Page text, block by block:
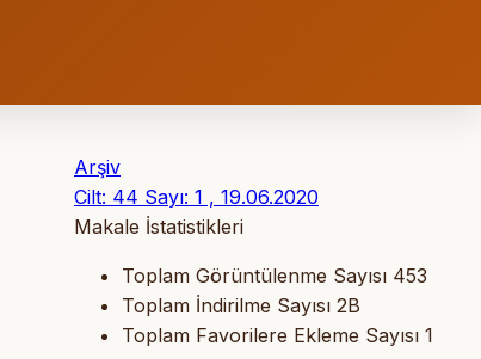
Arşiv
Cilt: 44 Sayı: 1 , 19.06.2020
Makale İstatistikleri
Toplam Görüntülenme Sayısı 453
Toplam İndirilme Sayısı 2B
Toplam Favorilere Ekleme Sayısı 1